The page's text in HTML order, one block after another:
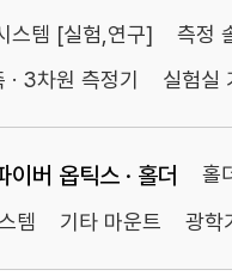
스템 [실험,연구] 측정
· 3차원 측정기 실험실
이버 옵틱스 · 홀더 홀
템 기타 마운트 광학